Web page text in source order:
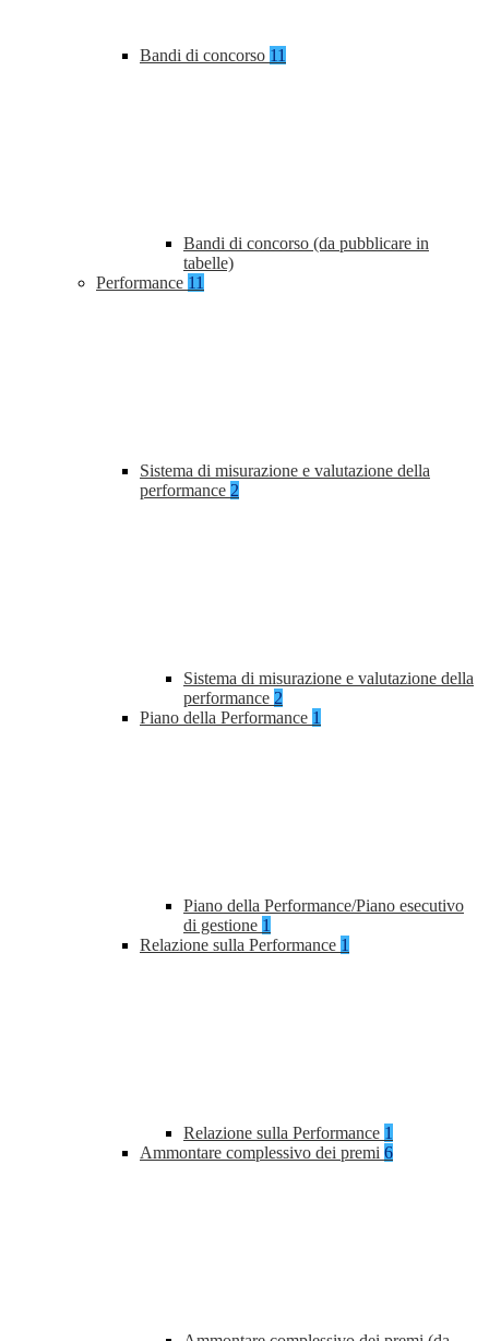
Bandi di concorso 11
Bandi di concorso (da pubblicare in
tabelle)
Performance 11
Sistema di misurazione e valutazione della
performance 2
Sistema di misurazione e valutazione della
performance 2
Piano della Performance 1
Piano della Performance/Piano esecutivo
di gestione 1
Relazione sulla Performance 1
Relazione sulla Performance 1
Ammontare complessivo dei premi 6